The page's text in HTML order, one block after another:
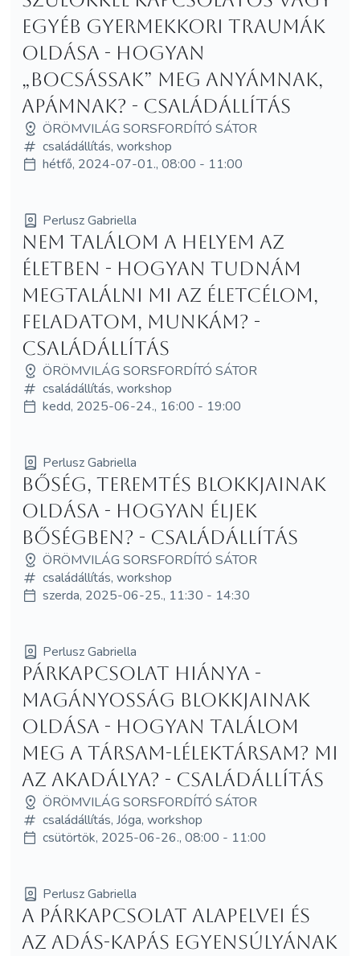
egyéb gyermekkori traumák
oldása - Hogyan
„bocsássak” meg anyámnak,
apámnak? - családállítás
ÖRÖMVILÁG SORSFORDÍTÓ SÁTOR
családállítás, workshop
hétfő, 2024-07-01., 08:00 - 11:00
Perlusz Gabriella
Nem találom a helyem az
életben - Hogyan tudnám
megtalálni mi az életcélom,
feladatom, munkám? -
családállítás
ÖRÖMVILÁG SORSFORDÍTÓ SÁTOR
családállítás, workshop
kedd, 2025-06-24., 16:00 - 19:00
Perlusz Gabriella
Bőség, teremtés blokkjainak
oldása - Hogyan éljek
bőségben? - családállítás
ÖRÖMVILÁG SORSFORDÍTÓ SÁTOR
családállítás, workshop
szerda, 2025-06-25., 11:30 - 14:30
Perlusz Gabriella
Párkapcsolat hiánya -
magányosság blokkjainak
oldása - Hogyan találom
meg a társam-lélektársam? Mi
az akadálya? - családállítás
ÖRÖMVILÁG SORSFORDÍTÓ SÁTOR
családállítás, Jóga, workshop
csütörtök, 2025-06-26., 08:00 - 11:00
Perlusz Gabriella
A párkapcsolat alapelvei és
az adás-kapás egyensúlyának